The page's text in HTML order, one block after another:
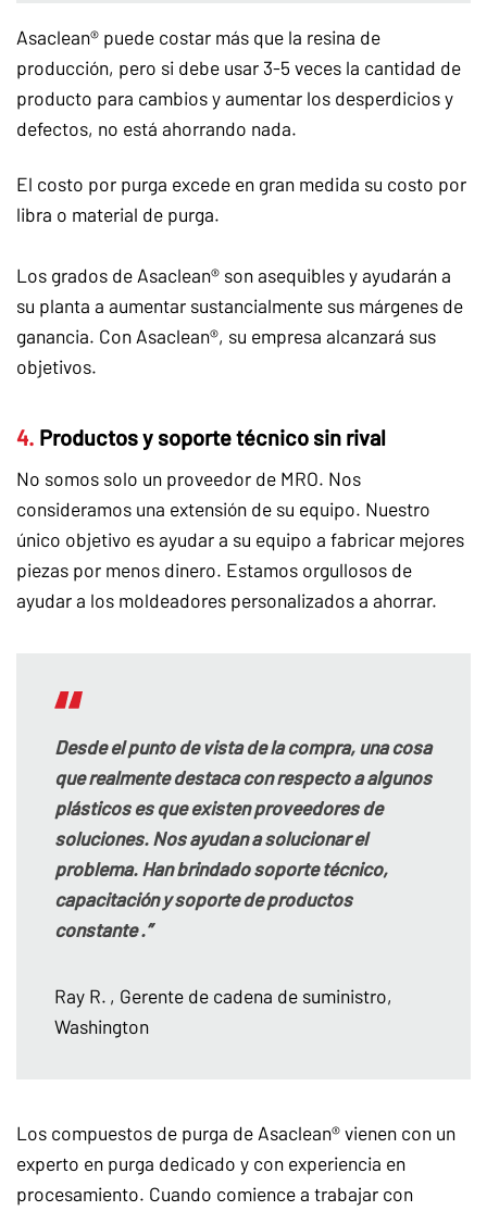
Asaclean® puede costar más que la resina de
producción, pero si debe usar 3-5 veces la cantidad de
producto para cambios y aumentar los desperdicios y
defectos, no está ahorrando nada.
El costo por purga excede en gran medida su costo por
libra o material de purga.
Los grados de Asaclean® son asequibles y ayudarán a
su planta a aumentar sustancialmente sus márgenes de
ganancia. Con Asaclean®, su empresa alcanzará sus
objetivos.
4. Productos y soporte técnico sin rival
No somos solo un proveedor de MRO. Nos
consideramos una extensión de su equipo. Nuestro
único objetivo es ayudar a su equipo a fabricar mejores
piezas por menos dinero. Estamos orgullosos de
ayudar a los moldeadores personalizados a ahorrar.
Desde el punto de vista de la compra, una cosa
que realmente destaca con respecto a algunos
plásticos es que existen proveedores de
soluciones. Nos ayudan a solucionar el
problema. Han brindado soporte técnico,
capacitación y soporte de productos
constante .”
Ray R. , Gerente de cadena de suministro,
Washington
Los compuestos de purga de Asaclean® vienen con un
experto en purga dedicado y con experiencia en
procesamiento. Cuando comience a trabajar con